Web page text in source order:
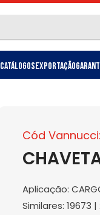
CatálogosExportação
Cód
Aplicação:
Similares: 19673